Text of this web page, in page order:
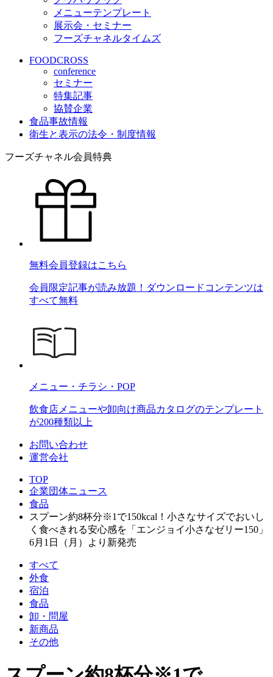
メニューテンプレート
展示会・セミナー
フーズチャネルタイムズ
FOODCROSS
conference
セミナー
特集記事
協賛企業
食品事故情報
衛生と表示の法令・制度情報
フーズチャネル会員特典
無料会員登録はこちら
会員限定記事が読み放題！ダウンロードコンテンツは
すべて無料
メニュー・チラシ・POP
飲食店メニューや卸向け商品カタログのテンプレート
が200種類以上
お問い合わせ
運営会社
TOP
企業団体ニュース
食品
スプーン約8杯分※1で150kcal！小さなサイズでおいし
く食べきれる安心感を「エンジョイ小さなゼリー150」
6月1日（月）より新発売
すべて
外食
宿泊
食品
卸・問屋
新商品
その他